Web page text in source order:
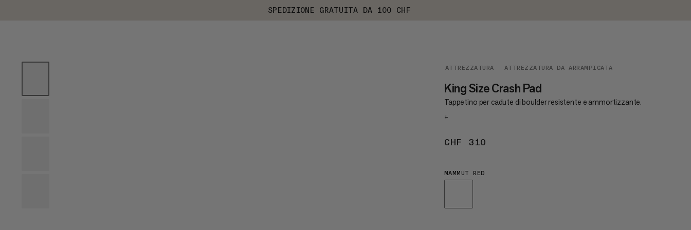
SPEDIZIONE GRATUITA DA 100 CHF
ATTREZZATURA ATTREZZATURA DA ARRAMPICATA
King Size Crash Pad
Tappetino per cadute di boulder resistente e ammortizzante.
+
CHF 310
MAMMUT RED